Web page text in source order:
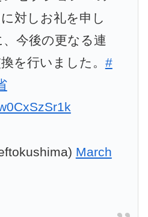
対しお礼を申し
、今後の更なる連
を行いました。 #
March